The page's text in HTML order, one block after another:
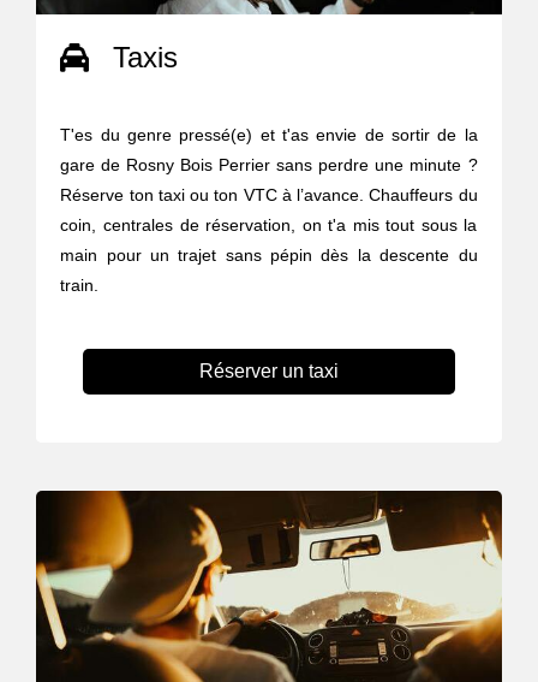
Taxis
T'es du genre pressé(e) et t'as envie de sortir de la
gare de Rosny Bois Perrier sans perdre une minute ?
Réserve ton taxi ou ton VTC à l’avance. Chauffeurs du
coin, centrales de réservation, on t'a mis tout sous la
main pour un trajet sans pépin dès la descente du
train.
Réserver un taxi